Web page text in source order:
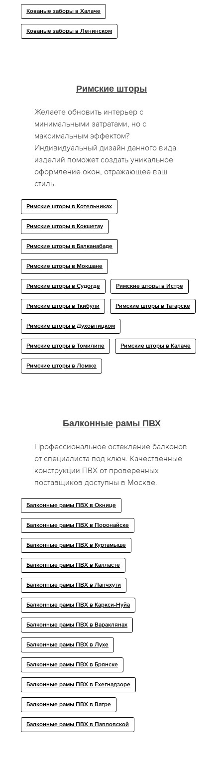
Кованые заборы в Халаче
Кованые заборы в Ленинском
Римские шторы
Желаете обновить интерьер с
минимальными затратами, но с
максимальным эффектом?
Индивидуальный дизайн данного вида
изделий поможет создать уникальное
оформление окон, отражающее ваш
стиль.
Римские шторы в Котельниках
Римские шторы в Кокшетау
Римские шторы в Балканабаде
Римские шторы в Мокшане
Римские шторы в Судогде Римские шторы в Истре
Римские шторы в Ткибули Римские шторы в Татарске
Римские шторы в Духовницком
Римские шторы в Томилине Римские шторы в Калаче
Римские шторы в Ломже
Балконные рамы ПВХ
Профессиональное остекление балконов
от специалиста под ключ. Качественные
конструкции ПВХ от проверенных
поставщиков доступны в Москве.
Балконные рамы ПВХ в Окнице
Балконные рамы ПВХ в Поронайске
Балконные рамы ПВХ в Куртамыше
Балконные рамы ПВХ в Калласте
Балконные рамы ПВХ в Ланчхути
Балконные рамы ПВХ в Каркси-Нуйа
Балконные рамы ПВХ в Вараклянах
Балконные рамы ПВХ в Лухе
Балконные рамы ПВХ в Брянске
Балконные рамы ПВХ в Ехегнадзоре
Балконные рамы ПВХ в Ватре
Балконные рамы ПВХ в Павловской